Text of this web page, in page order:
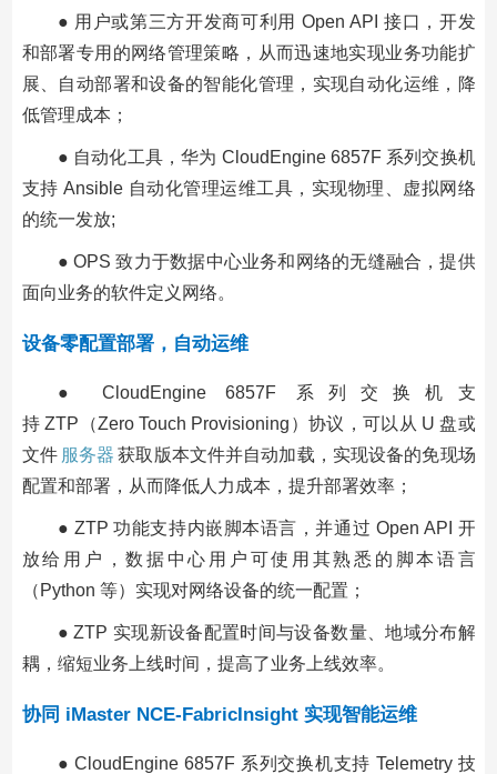
● 用户或第三方开发商可利用 Open API 接口，开发
和部署专用的网络管理策略，从而迅速地实现业务功能扩
展、自动部署和设备的智能化管理，实现自动化运维，降
低管理成本；
● 自动化工具，华为 CloudEngine 6857F 系列交换机
支持 Ansible 自动化管理运维工具，实现物理、虚拟网络
的统一发放;
● OPS 致力于数据中心业务和网络的无缝融合，提供
面向业务的软件定义网络。
设备零配置部署，自动运维
● CloudEngine 6857F 系列交换机支
持 ZTP（Zero Touch Provisioning）协议，可以从 U 盘或
文件 服务器 获取版本文件并自动加载，实现设备的免现场
配置和部署，从而降低人力成本，提升部署效率；
● ZTP 功能支持内嵌脚本语言，并通过 Open API 开
放给用户，数据中心用户可使用其熟悉的脚本语言
（Python 等）实现对网络设备的统一配置；
● ZTP 实现新设备配置时间与设备数量、地域分布解
耦，缩短业务上线时间，提高了业务上线效率。
协同 iMaster NCE-FabricInsight 实现智能运维
● CloudEngine 6857F 系列交换机支持 Telemetry 技